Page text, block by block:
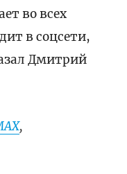
во всех
в соцсети,
Дмитрий
,